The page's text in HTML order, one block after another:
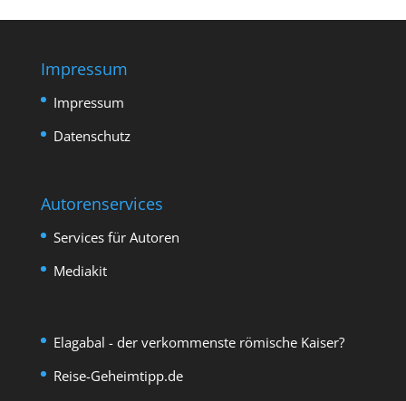
Impressum
Impressum
Datenschutz
Autorenservices
Services für Autoren
Mediakit
Elagabal - der verkommenste römische Kaiser?
Reise-Geheimtipp.de